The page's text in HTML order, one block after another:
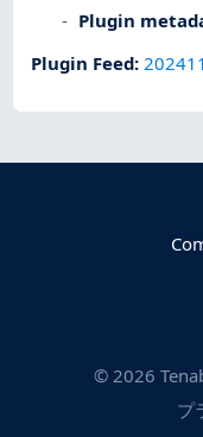
Plugin
Plugin Feed:
© 2026
プ